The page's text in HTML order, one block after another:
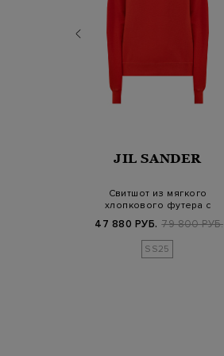
JIL SANDER
Свитшот из мягкого
хлопкового футера с
47 880 РУБ. 79 800 РУБ.
SS25